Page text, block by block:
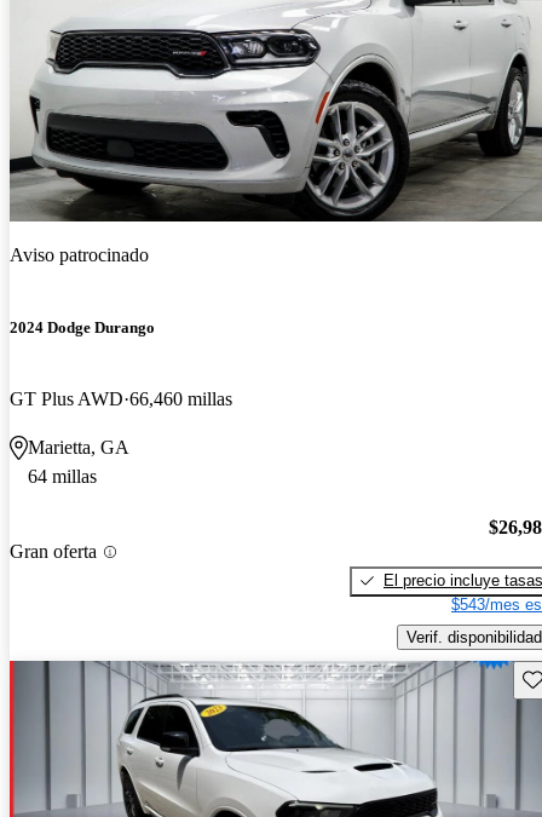
Aviso patrocinado
2024 Dodge Durango
GT Plus AWD 66,460 millas
Marietta, GA
64 millas
Gran oferta
El precio incluye tasas
$543/mes
Verif. disponibilidad